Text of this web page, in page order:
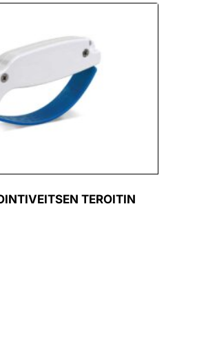
TEROITIN